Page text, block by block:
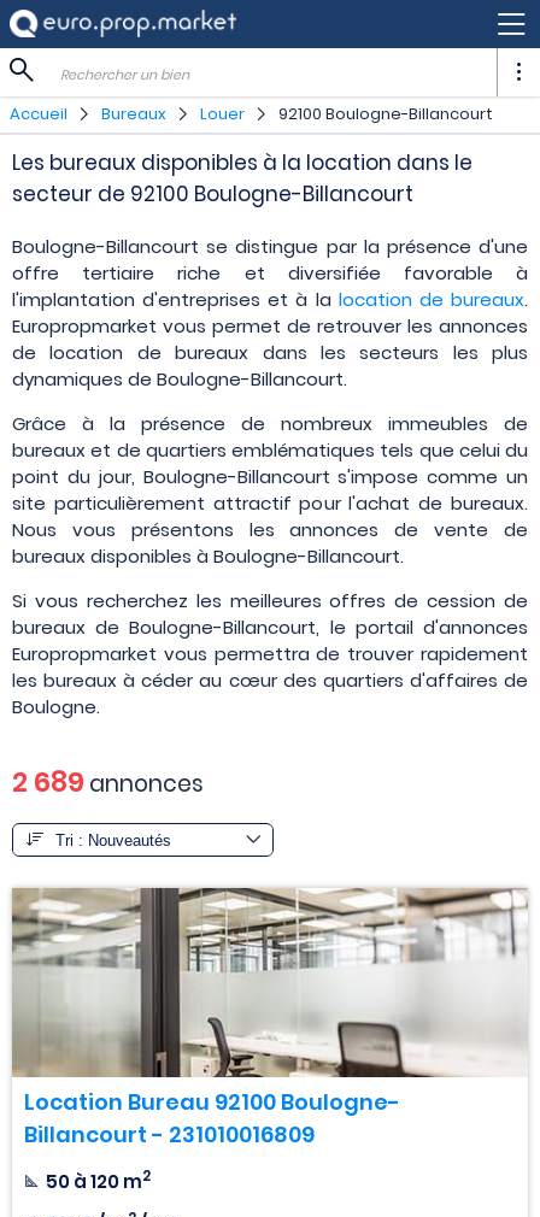
Rechercher un bien
Accueil Bureaux Louer 92100 Boulogne-Billancourt
Les bureaux disponibles à la location dans le
secteur de 92100 Boulogne-Billancourt
Boulogne-Billancourt se distingue par la présence d'une
offre tertiaire riche et diversifiée favorable à
l'implantation d'entreprises et à la location de bureaux.
Europropmarket vous permet de retrouver les annonces
de location de bureaux dans les secteurs les plus
dynamiques de Boulogne-Billancourt.
Grâce à la présence de nombreux immeubles de
bureaux et de quartiers emblématiques tels que celui du
point du jour, Boulogne-Billancourt s'impose comme un
site particulièrement attractif pour l'achat de bureaux.
Nous vous présentons les annonces de vente de
bureaux disponibles à Boulogne-Billancourt.
Si vous recherchez les meilleures offres de cession de
bureaux de Boulogne-Billancourt, le portail d'annonces
Europropmarket vous permettra de trouver rapidement
les bureaux à céder au cœur des quartiers d'affaires de
Boulogne.
2 689 annonces
Location Bureau 92100 Boulogne-
Billancourt - 231010016809
50 à 120 m2